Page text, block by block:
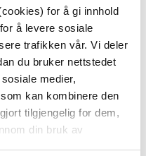
for å gi innhold
å levere sosiale
trafikken vår. Vi deler
du bruker nettstedet
medier,
kan kombinere den
tilgjengelig for dem,
din bruk av
fristende
på